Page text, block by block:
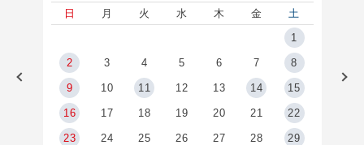
日 月 火 水 木 金
土
1
2 3 4 5 6 7 8
9 10 11 12 13 14 15
16 17 18 19 20 21 22
23 24 25 26 27 28 29